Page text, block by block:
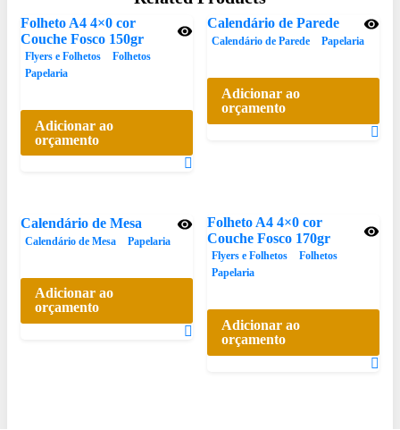
Folheto A4 4×0 cor
Couche Fosco 150gr
Flyers e Folhetos
Folhetos
Papelaria
Adicionar ao
orçamento
Calendário de Parede
Calendário de Parede Papelaria
Adicionar ao
orçamento
Calendário de Mesa
Calendário de Mesa Papelaria
Adicionar ao
orçamento
Folheto A4 4×0 cor
Couche Fosco 170gr
Flyers e Folhetos
Folhetos
Papelaria
Adicionar ao
orçamento